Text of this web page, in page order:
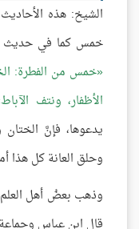
الشيخ: هذه
خمس كما في حديث
خمس من الفطرة:
الأظفار، ونتف الآباط
يدعوها، فإنَّ
وحلق العانة كل هذا
وذهب بعضُ أهل
قال ابن عباسٍ